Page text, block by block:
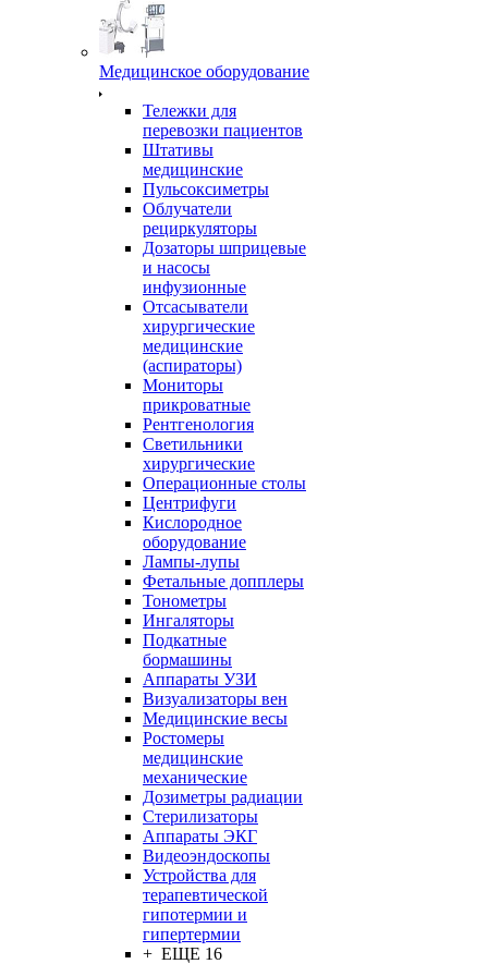
Медицинское оборудование
Тележки для
перевозки пациентов
Штативы
медицинские
Пульсоксиметры
Облучатели
рециркуляторы
Дозаторы шприцевые
и насосы
инфузионные
Отсасыватели
хирургические
медицинские
(аспираторы)
Мониторы
прикроватные
Рентгенология
Светильники
хирургические
Операционные столы
Центрифуги
Кислородное
оборудование
Лампы-лупы
Фетальные допплеры
Тонометры
Ингаляторы
Подкатные
бормашины
Аппараты УЗИ
Визуализаторы вен
Медицинские весы
Ростомеры
медицинские
механические
Дозиметры радиации
Стерилизаторы
Аппараты ЭКГ
Видеоэндоскопы
Устройства для
терапевтической
гипотермии и
гипертермии
+ ЕЩЕ 16